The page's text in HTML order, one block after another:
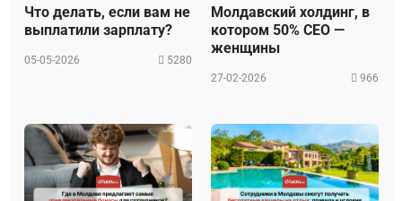
Что делать, если вам не
выплатили зарплату?
05-05-2026 5280
Молдавский холдинг, в
котором 50% CEO —
женщины
27-02-2026 966